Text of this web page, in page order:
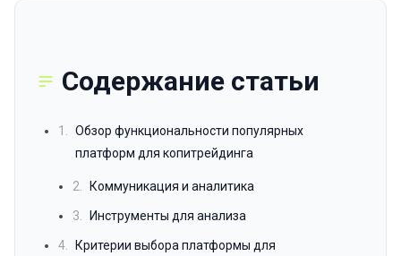
Содержание статьи
1. Обзор функциональности популярных
платформ для копитрейдинга
2. Коммуникация и аналитика
3. Инструменты для анализа
4.
Критерии выбора платформы для